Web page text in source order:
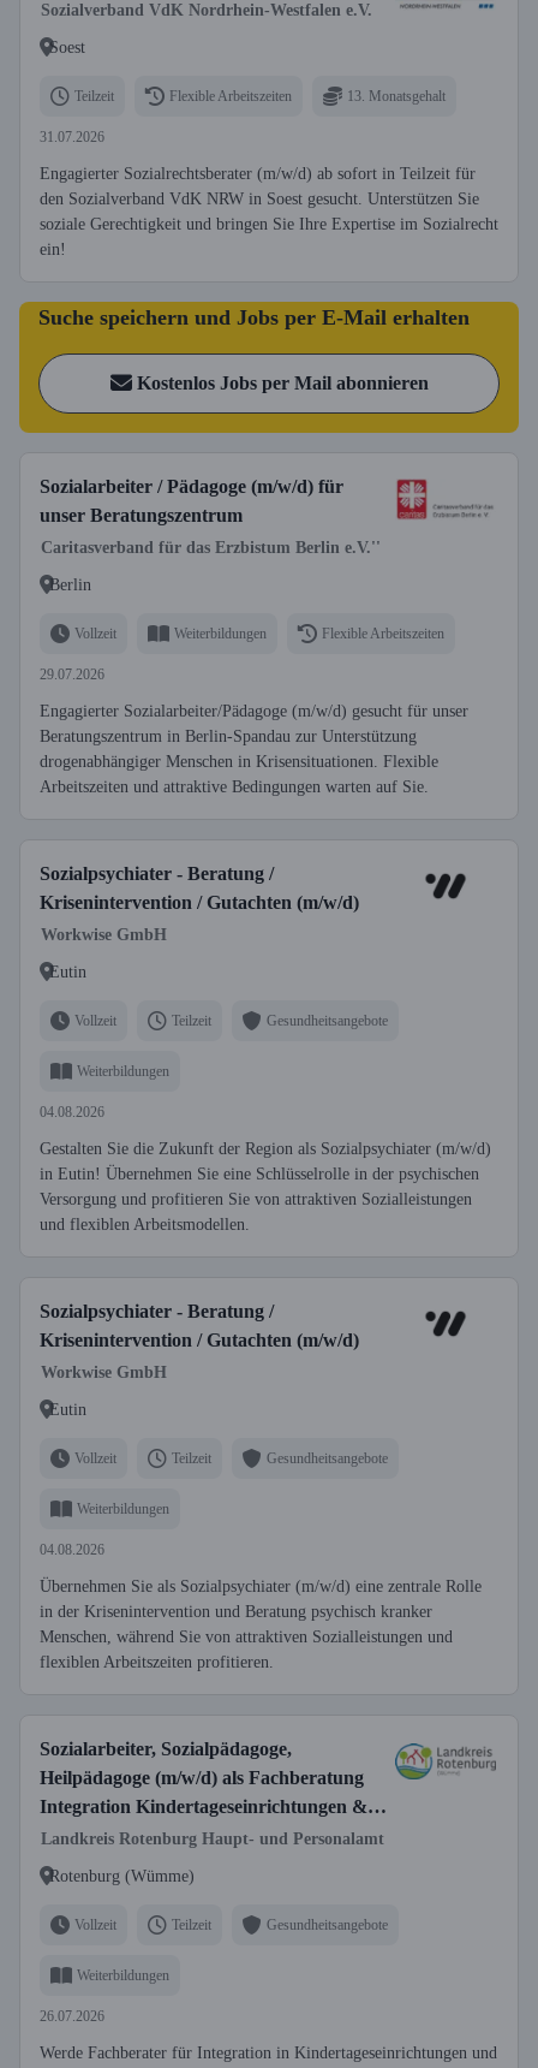
Sozialverband VdK Nordrhein-Westfalen e.V.
Soest
Teilzeit Flexible Arbeitszeiten 13. Monatsgehalt
31.07.2026
Engagierter Sozialrechtsberater (m/w/d) ab sofort in Teilzeit für
den Sozialverband VdK NRW in Soest gesucht. Unterstützen Sie
soziale Gerechtigkeit und bringen Sie Ihre Expertise im Sozialrecht
ein!
Suche speichern und Jobs per E-Mail erhalten
Kostenlos Jobs per Mail abonnieren
Sozialarbeiter / Pädagoge (m/w/d) für
unser Beratungszentrum
Caritasverband für das Erzbistum Berlin e.V.''
Berlin
Vollzeit Weiterbildungen Flexible Arbeitszeiten
29.07.2026
Engagierter Sozialarbeiter/Pädagoge (m/w/d) gesucht für unser
Beratungszentrum in Berlin-Spandau zur Unterstützung
drogenabhängiger Menschen in Krisensituationen. Flexible
Arbeitszeiten und attraktive Bedingungen warten auf Sie.
Sozialpsychiater - Beratung /
Krisenintervention / Gutachten (m/w/d)
Workwise GmbH
Eutin
Vollzeit Teilzeit Gesundheitsangebote
Weiterbildungen
04.08.2026
Gestalten Sie die Zukunft der Region als Sozialpsychiater (m/w/d)
in Eutin! Übernehmen Sie eine Schlüsselrolle in der psychischen
Versorgung und profitieren Sie von attraktiven Sozialleistungen
und flexiblen Arbeitsmodellen.
Sozialpsychiater - Beratung /
Krisenintervention / Gutachten (m/w/d)
Workwise GmbH
Eutin
Vollzeit Teilzeit Gesundheitsangebote
Weiterbildungen
04.08.2026
Übernehmen Sie als Sozialpsychiater (m/w/d) eine zentrale Rolle
in der Krisenintervention und Beratung psychisch kranker
Menschen, während Sie von attraktiven Sozialleistungen und
flexiblen Arbeitszeiten profitieren.
Sozialarbeiter, Sozialpädagoge,
Heilpädagoge (m/w/d) als Fachberatung
Integration Kindertageseinrichtungen &
Sprachförderung
Landkreis Rotenburg Haupt- und Personalamt
Rotenburg (Wümme)
Vollzeit Teilzeit Gesundheitsangebote
Weiterbildungen
26.07.2026
Werde Fachberater für Integration in Kindertageseinrichtungen und